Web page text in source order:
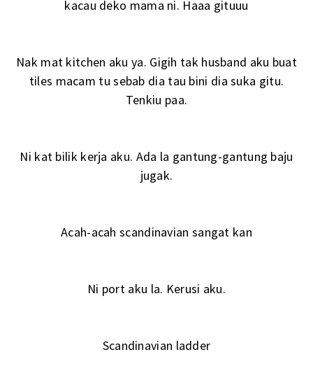
kacau deko mama ni. Haaa gituuu
Nak mat kitchen aku ya. Gigih tak husband aku buat
tiles macam tu sebab dia tau bini dia suka gitu.
Tenkiu paa.
Ni kat bilik kerja aku. Ada la gantung-gantung baju
jugak.
Acah-acah scandinavian sangat kan
Ni port aku la. Kerusi aku.
Scandinavian ladder